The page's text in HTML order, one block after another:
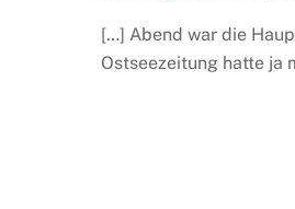
[…] Abend war die
Ostseezeitung hatte ja